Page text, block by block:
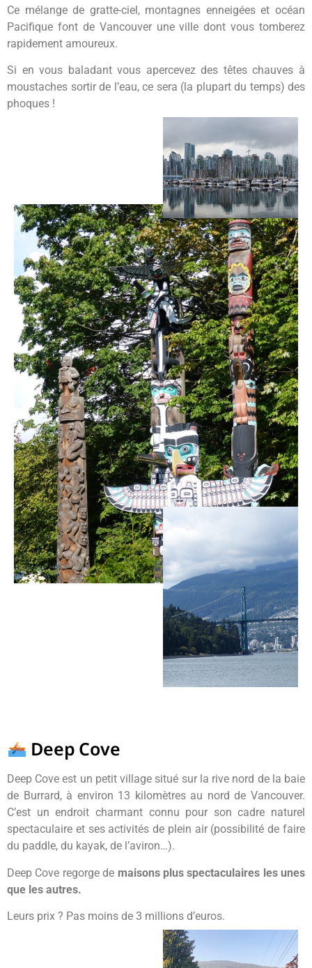
Ce mélange de gratte-ciel, montagnes enneigées et océan
Pacifique font de Vancouver une ville dont vous tomberez
rapidement amoureux.
Si en vous baladant vous apercevez des têtes chauves à
moustaches sortir de l’eau, ce sera (la plupart du temps) des
phoques !
Deep Cove
Deep Cove est un petit village situé sur la rive nord de la baie
de Burrard, à environ 13 kilomètres au nord de Vancouver.
C’est un endroit charmant connu pour son cadre naturel
spectaculaire et ses activités de plein air (possibilité de faire
du paddle, du kayak, de l’aviron…).
Deep Cove regorge de maisons plus spectaculaires les unes
que les autres.
Leurs prix ? Pas moins de 3 millions d’euros.